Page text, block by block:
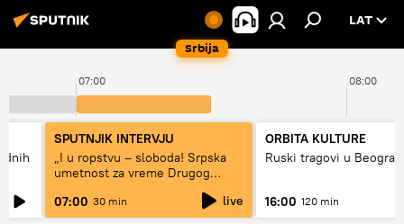
Srbija
LAT
07:00 08:00
SPUTNJIK INTERVJU
„I u ropstvu – sloboda! Srpska
umetnost za vreme Drugog
07:00 30 min live
ORBITA KULTURE
Ruski tragovi u
16:00 120 min